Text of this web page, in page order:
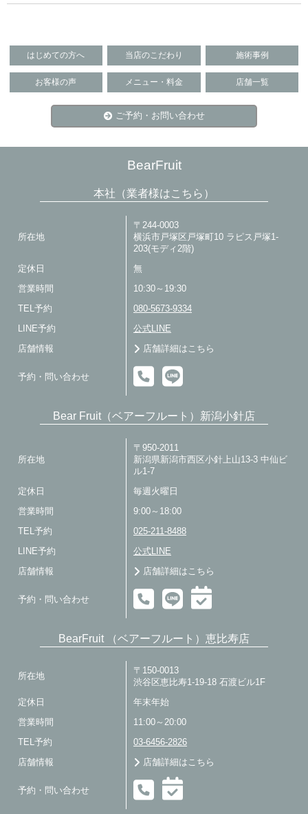
はじめての方へ 当店のこだわり 施術事例
お客様の声 メニュー・料金 店舗一覧
ご予約・お問い合わせ
BearFruit
本社（業者様はこちら）
所在地
〒244-0003
横浜市戸塚区戸塚町10 ラピス戸塚1-
203(モディ2階)
定休日 無
営業時間 10:30～19:30
TEL予約 080-5673-9334
LINE予約 公式LINE
店舗情報 店舗詳細はこちら
予約・問い合わせ
Bear Fruit（ベアーフルート）新潟小針店
所在地
〒950-2011
新潟県新潟市西区小針上山13-3 中仙ビ
ル1-7
定休日 毎週火曜日
営業時間 9:00～18:00
TEL予約 025-211-8488
LINE予約 公式LINE
店舗情報 店舗詳細はこちら
予約・問い合わせ
BearFruit （ベアーフルート）恵比寿店
所在地
〒150-0013
渋谷区恵比寿1-19-18 石渡ビル1F
定休日 年末年始
営業時間 11:00～20:00
TEL予約 03-6456-2826
店舗情報 店舗詳細はこちら
予約・問い合わせ